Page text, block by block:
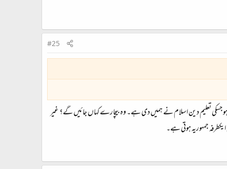
#25
جسکی تعلیم دین اسلام نے ہمیں دی ہے۔ وہ بیچارے کہاں جائیں گے؟ غیر
جمہوریہ ہوتی ہے۔